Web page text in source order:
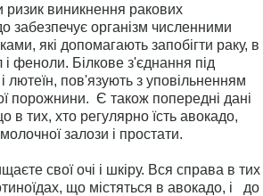
ризик виникнення ракових
забезпечує організм численними
які допомагають запобігти раку, в
і феноли. Білкове з'єднання під
лютеїн, пов'язують з уповільненням
порожнини. Є також попередні дані
в тих, хто регулярно їсть авокадо,
залози і простати.
свої очі і шкіру. Вся справа в тих
що містяться в авокадо, і до